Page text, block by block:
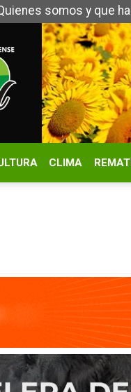
y que hacemos
REMATES